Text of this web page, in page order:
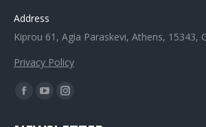
Address
Kiprou 61, Agia Paraskevi, Athens, 15343,
Privacy Policy